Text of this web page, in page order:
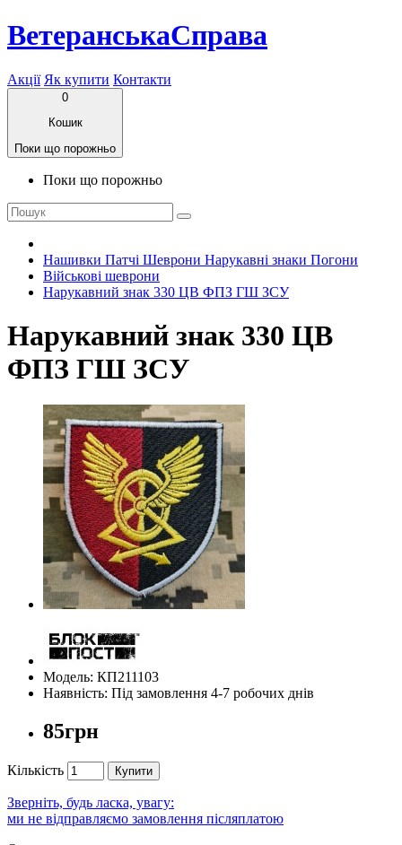
ВетеранськаСправа
Акції Як купити Контакти
0
Кошик
Поки що порожньо
Поки що порожньо
Нашивки Патчі Шеврони Нарукавні знаки Погони
Військові шеврони
Нарукавний знак 330 ЦВ ФПЗ ГШ ЗСУ
Нарукавний знак 330 ЦВ
ФПЗ ГШ ЗСУ
Модель: КП211103
Наявність: Під замовлення 4-7 робочих днів
85грн
Кількість Купити
Зверніть, будь ласка, увагу:
ми не відправляємо замовлення післяплатою